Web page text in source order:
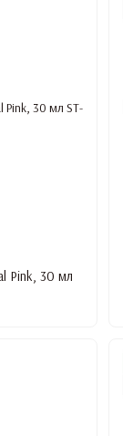
Pink, 30 мл